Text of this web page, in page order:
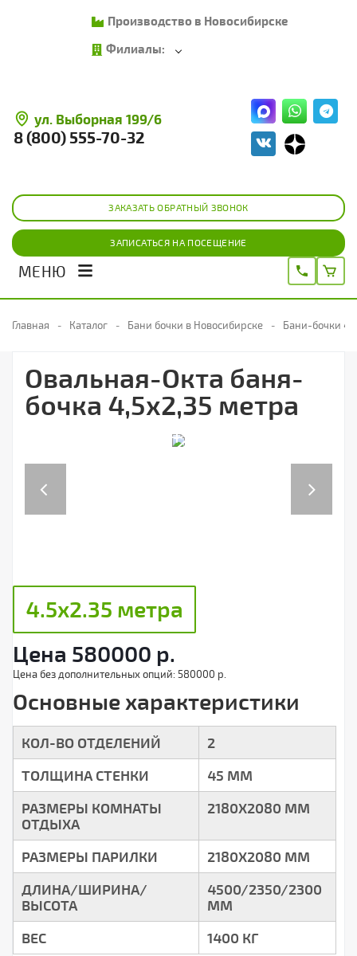
Производство в Новосибирске
Филиалы:
ул. Выборная 199/6
8 (800) 555-70-32
ЗАКАЗАТЬ ОБРАТНЫЙ ЗВОНОК
ЗАПИСАТЬСЯ НА ПОСЕЩЕНИЕ
МЕНЮ
Главная Каталог Бани бочки в Новосибирске Бани-бочки 4
Овальная-Окта баня-
бочка 4,5х2,35 метра
4.5х2.35 метра
Цена 580000 р.
Цена без дополнительных опций: 580000 р.
Основные характеристики
КОЛ-ВО ОТДЕЛЕНИЙ
2
ТОЛЩИНА СТЕНКИ
45 ММ
РАЗМЕРЫ КОМНАТЫ
ОТДЫХА
2180Х2080 ММ
РАЗМЕРЫ ПАРИЛКИ
2180Х2080 ММ
ДЛИНА/ШИРИНА/
ВЫСОТА
4500/2350/2300
ММ
ВЕС
1400 КГ